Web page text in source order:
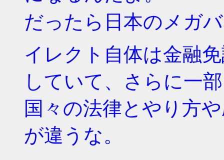
だったら日本のメガ
イレクト自体は金融
していて、さらに一
国々の法律とやり方
が違うな。